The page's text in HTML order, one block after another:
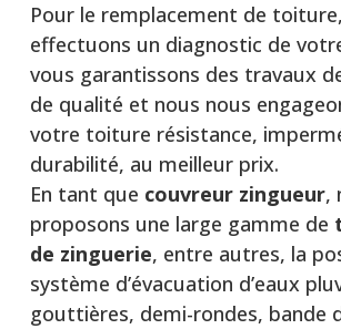
Pour le remplacement de
effectuons un diagnostic de
vous garantissons des travaux
de qualité et nous nous
votre toiture résistance,
durabilité, au meilleur prix.
En tant que couvreur zingueur,
proposons une large gamme de
de zinguerie, entre autres, la
système d’évacuation d’eaux
gouttières, demi-rondes, bande